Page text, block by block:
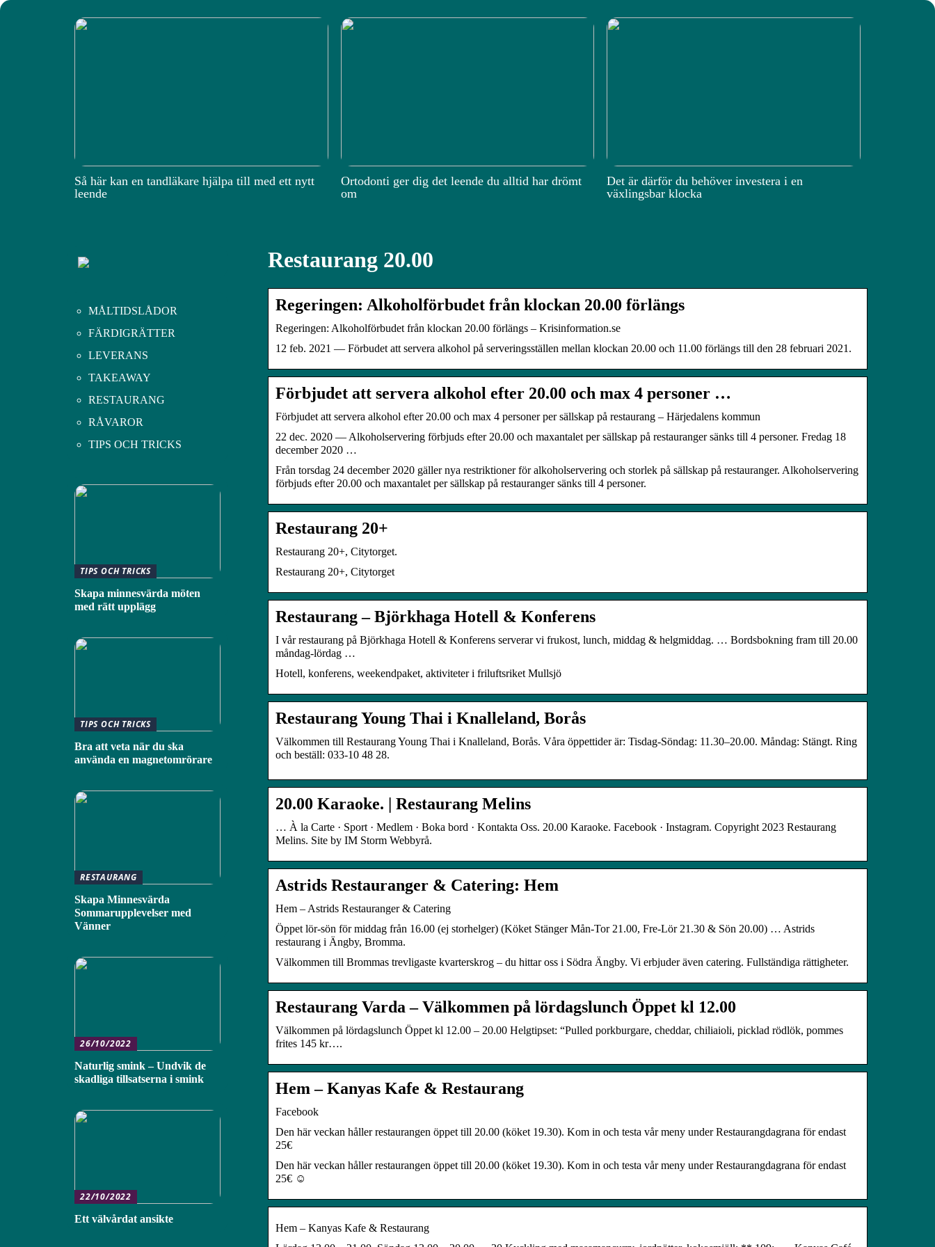
Så här kan en tandläkare hjälpa till med ett nytt
leende
Ortodonti ger dig det leende du alltid har drömt
om
Det är därför du behöver investera i en
växlingsbar klocka
Restaurang 20.00
Regeringen: Alkoholförbudet från klockan 20.00 förlängs
Regeringen: Alkoholförbudet från klockan 20.00 förlängs – Krisinformation.se
12 feb. 2021 — Förbudet att servera alkohol på serveringsställen mellan klockan 20.00 och 11.00 förlängs till den 28 februari 2021.
Förbjudet att servera alkohol efter 20.00 och max 4 personer …
Förbjudet att servera alkohol efter 20.00 och max 4 personer per sällskap på restaurang – Härjedalens kommun
22 dec. 2020 — Alkoholservering förbjuds efter 20.00 och maxantalet per sällskap på restauranger sänks till 4 personer. Fredag 18
december 2020 …
Från torsdag 24 december 2020 gäller nya restriktioner för alkoholservering och storlek på sällskap på restauranger. Alkoholservering
förbjuds efter 20.00 och maxantalet per sällskap på restauranger sänks till 4 personer.
Restaurang 20+
Restaurang 20+, Citytorget.
Restaurang 20+, Citytorget
Restaurang – Björkhaga Hotell & Konferens
I vår restaurang på Björkhaga Hotell & Konferens serverar vi frukost, lunch, middag & helgmiddag. … Bordsbokning fram till 20.00
måndag-lördag …
Hotell, konferens, weekendpaket, aktiviteter i friluftsriket Mullsjö
Restaurang Young Thai i Knalleland, Borås
Välkommen till Restaurang Young Thai i Knalleland, Borås. Våra öppettider är: Tisdag-Söndag: 11.30–20.00. Måndag: Stängt. Ring
och beställ: 033-10 48 28.
20.00 Karaoke. | Restaurang Melins
… À la Carte · Sport · Medlem · Boka bord · Kontakta Oss. 20.00 Karaoke. Facebook · Instagram. Copyright 2023 Restaurang
Melins. Site by IM Storm Webbyrå.
Astrids Restauranger & Catering: Hem
Hem – Astrids Restauranger & Catering
Öppet lör-sön för middag från 16.00 (ej storhelger) (Köket Stänger Mån-Tor 21.00, Fre-Lör 21.30 & Sön 20.00) … Astrids
restaurang i Ängby, Bromma.
Välkommen till Brommas trevligaste kvarterskrog – du hittar oss i Södra Ängby. Vi erbjuder även catering. Fullständiga rättigheter.
Restaurang Varda – Välkommen på lördagslunch Öppet kl 12.00
Välkommen på lördagslunch Öppet kl 12.00 – 20.00 Helgtipset: “Pulled porkburgare, cheddar, chiliaioli, picklad rödlök, pommes
frites 145 kr….
Hem – Kanyas Kafe & Restaurang
Facebook
Den här veckan håller restaurangen öppet till 20.00 (köket 19.30). Kom in och testa vår meny under Restaurangdagrana för endast
25€
Den här veckan håller restaurangen öppet till 20.00 (köket 19.30). Kom in och testa vår meny under Restaurangdagrana för endast
25€ ☺️
Hem – Kanyas Kafe & Restaurang
MÅLTIDSLÅDOR
FÄRDIGRÄTTER
LEVERANS
TAKEAWAY
RESTAURANG
RÅVAROR
TIPS OCH TRICKS
TIPS OCH TRICKS
Skapa minnesvärda möten
med rätt upplägg
TIPS OCH TRICKS
Bra att veta när du ska
använda en magnetomrörare
RESTAURANG
Skapa Minnesvärda
Sommarupplevelser med
Vänner
26/10/2022
Naturlig smink – Undvik de
skadliga tillsatserna i smink
22/10/2022
Ett välvårdat ansikte